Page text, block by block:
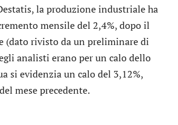
la produzione industriale ha
mensile del 2,4%, dopo il
(dato rivisto da un preliminare di
analisti erano per un calo dello
si evidenzia un calo del 3,12%,
mese precedente.